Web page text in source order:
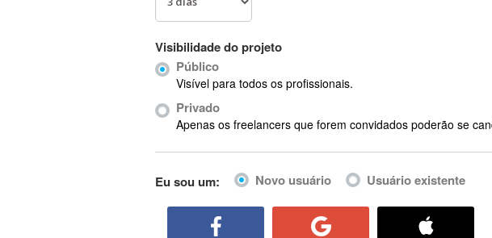
ABIS
AbleCommerce
Ableton Live
Abstract Window Toolkit (AWT)
Visibilidade do projeto
Público
Visível para todos os profissionais.
Privado
Apenas os freelancers que forem convidados poderão se
Eu sou um: Novo usuário Usuário existente